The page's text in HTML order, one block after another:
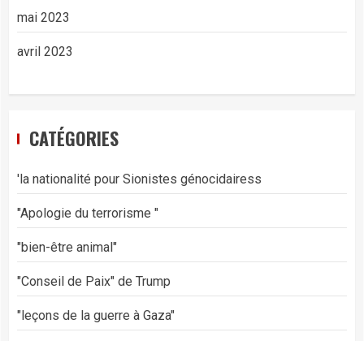
mai 2023
avril 2023
CATÉGORIES
'la nationalité pour Sionistes génocidairess
"Apologie du terrorisme "
"bien-être animal"
"Conseil de Paix" de Trump
"leçons de la guerre à Gaza"